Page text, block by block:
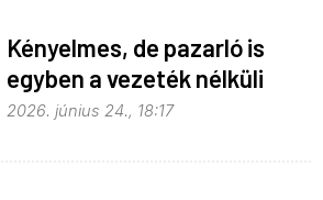
Kényelmes, de pazarló is
egyben a vezeték nélküli
töltés
2026. június 24., 18:17